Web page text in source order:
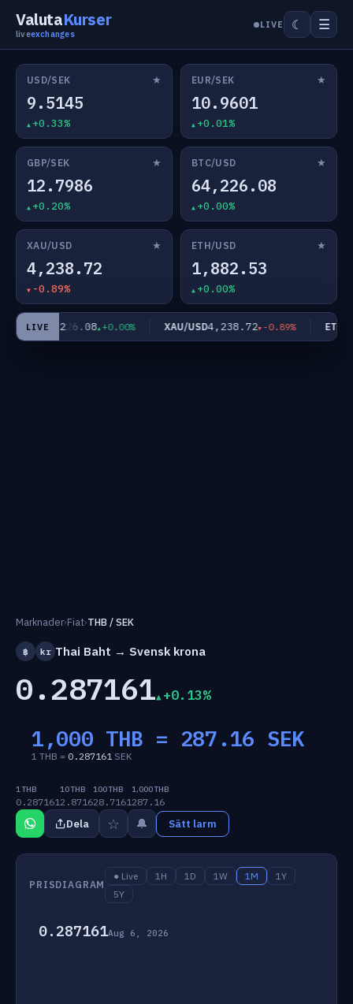
ValutaKurser
liveexchanges
LIVE ☾ ☰
USD/SEK ★
9.5145
+0.33%
EUR/SEK ★
10.9601
+0.01%
GBP/SEK ★
12.7986
+0.20%
BTC/USD ★
64,226.08
+0.00%
XAU/USD ★
4,238.72
-0.89%
ETH/USD ★
1,882.53
+0.00%
LIVE
USD64,226.08 +0.00% XAU/USD4,238.72 -0.89% ETH/
Marknader›Fiat›THB / SEK
฿ kr Thai Baht → Svensk krona
0.287161 +0.13%
1,000 THB = 287.16 SEK
1 THB = 0.287161SEK
1 THB
0.287161
10 THB
2.8716
100 THB
28.7161
1,000 THB
287.16
Dela ☆ 🔔 Sätt larm
PRISDIAGRAM
● Live 1H 1D 1W 1M
1Y
5Y
0.287161Aug 6, 2026